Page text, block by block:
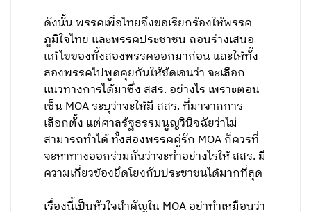
ดังนั้น พรรคเพื่อไทยจึงขอเรียกร้องให้พรรค
ภูมิใจไทย และพรรคประชาชน ถอนร่างเสนอ
แก้ไขของทั้งสองพรรคออกมาก่อน และให้ทั้ง
สองพรรคไปพูดคุยกันให้ชัดเจนว่า จะเลือก
แนวทางการได้มาซึ่ง สสร. อย่างไร เพราะตอน
เซ็น MOA ระบุว่าจะให้มี สสร. ที่มาจากการ
เลือกตั้ง แต่ศาลรัฐธรรมนูญวินิจฉัยว่าไม่
สามารถทำได้ ทั้งสองพรรคคู่รัก MOA ก็ควรที่
จะหาทางออกร่วมกันว่าจะทำอย่างไรให้ สสร. มี
ความเกี่ยวข้องยึดโยงกับประชาชนได้มากที่สุด
เรื่องนี้เป็นหัวใจสำคัญใน MOA อย่าทำเหมือนว่า